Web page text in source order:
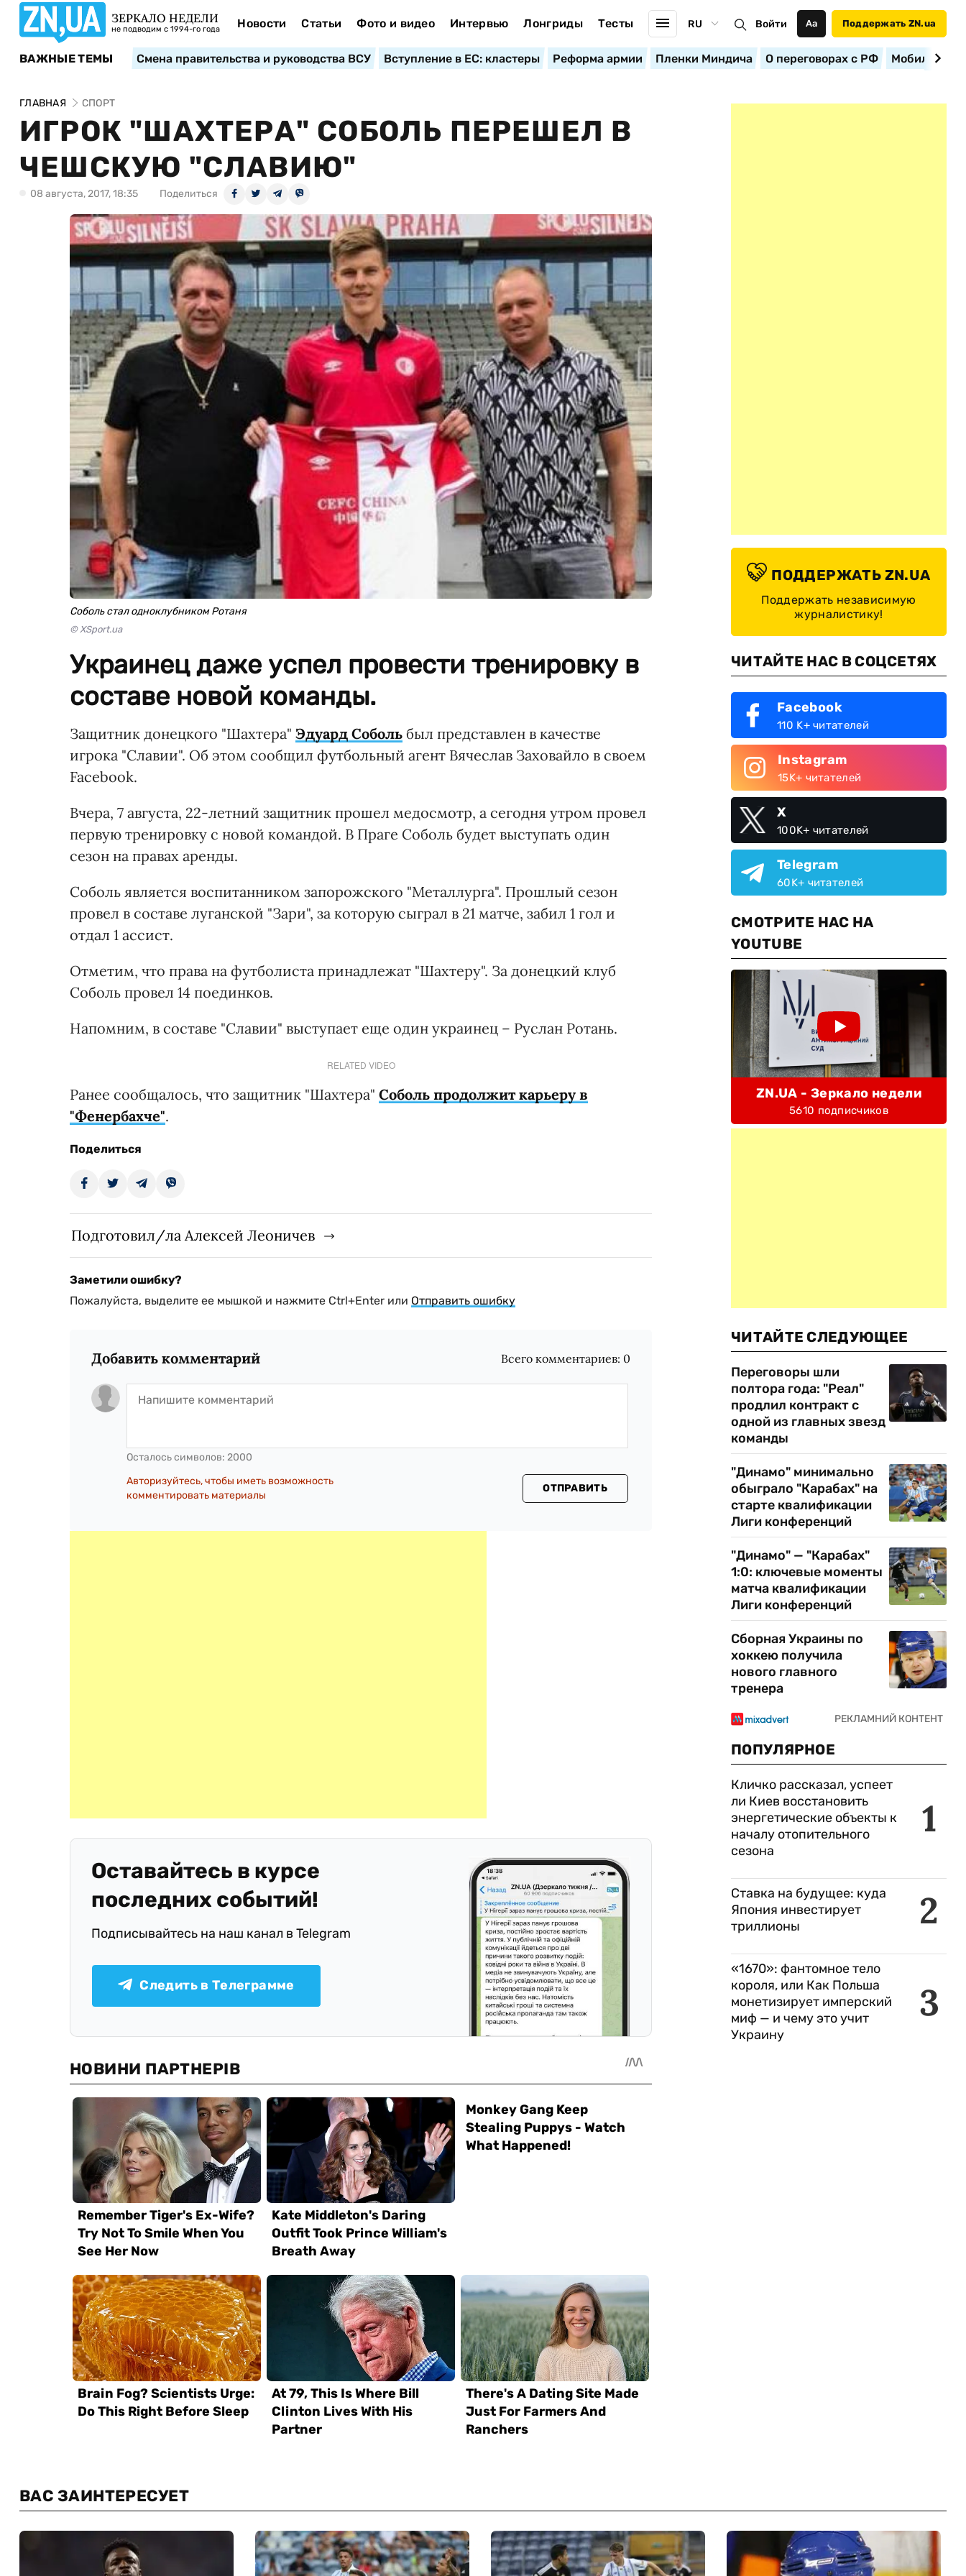
ЗЕРКАЛО НЕДЕЛИ
не подводим с 1994-го года Новости Статьи Фото и видео Интервью Лонгриды Тесты RU Войти Аа Поддержать ZN.ua
ВАЖНЫЕ ТЕМЫ Смена правительства и руководства ВСУ Вступление в ЕС: кластеры Реформа армии Пленки Миндича О переговорах с РФ
ГЛАВНАЯ СПОРТ
ИГРОК "ШАХТЕРА" СОБОЛЬ ПЕРЕШЕЛ В
ЧЕШСКУЮ "СЛАВИЮ"
08 августа, 2017, 18:35 Поделиться
Соболь стал одноклубником Ротаня
© XSport.ua
Украинец даже успел провести тренировку в
составе новой команды.
Защитник донецкого "Шахтера" Эдуард Соболь был представлен в качестве
игрока "Славии". Об этом сообщил футбольный агент Вячеслав Заховайло в своем
Facebook.
Вчера, 7 августа, 22-летний защитник прошел медосмотр, а сегодня утром провел
первую тренировку с новой командой. В Праге Соболь будет выступать один
сезон на правах аренды.
Соболь является воспитанником запорожского "Металлурга". Прошлый сезон
провел в составе луганской "Зари", за которую сыграл в 21 матче, забил 1 гол и
отдал 1 ассист.
Отметим, что права на футболиста принадлежат "Шахтеру". За донецкий клуб
Соболь провел 14 поединков.
Напомним, в составе "Славии" выступает еще один украинец – Руслан Ротань.
RELATED VIDEO
Ранее сообщалось, что защитник "Шахтера" Соболь продолжит карьеру в
"Фенербахче".
Поделиться
Подготовил/ла Алексей Леоничев
Заметили ошибку?
Пожалуйста, выделите ее мышкой и нажмите Ctrl+Enter или Отправить ошибку
Добавить комментарий Всего комментариев: 0
Осталось символов: 2000
Авторизуйтесь, чтобы иметь возможность
комментировать материалы
ОТПРАВИТЬ
Оставайтесь в курсе
последних событий!
Подписывайтесь на наш канал в Telegram
Следить в Телеграмме
ПОДДЕРЖАТЬ ZN.UA
Поддержать независимую
журналистику!
ЧИТАЙТЕ НАС В СОЦСЕТЯХ
Facebook
110 K+ читателей
Instagram
15K+ читателей
X
100K+ читателей
Telegram
60K+ читателей
СМОТРИТЕ НАС НА
YOUTUBE
ZN.UA - Зеркало недели
5610 подписчиков
ЧИТАЙТЕ СЛЕДУЮЩЕЕ
Переговоры шли
полтора года: "Реал"
продлил контракт с
одной из главных звезд
команды
"Динамо" минимально
обыграло "Карабах" на
старте квалификации
Лиги конференций
"Динамо" — "Карабах"
1:0: ключевые моменты
матча квалификации
Лиги конференций
Сборная Украины по
хоккею получила
нового главного
тренера
ПОПУЛЯРНОЕ
1
Кличко рассказал, успеет
ли Киев восстановить
энергетические объекты к
началу отопительного
сезона
2
Ставка на будущее: куда
Япония инвестирует
триллионы
3
«1670»: фантомное тело
короля, или Как Польша
монетизирует имперский
миф — и чему это учит
Украину
ВАС ЗАИНТЕРЕСУЕТ